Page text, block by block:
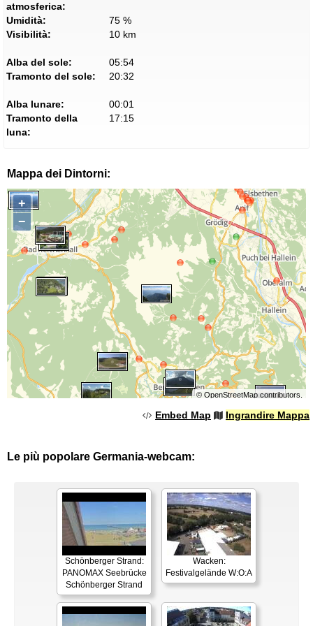
atmosferica:
Umidità:
75 %
Visibilità:
10 km
Alba del sole:
05:54
Tramonto del sole:
20:32
Alba lunare:
00:01
Tramonto della
luna:
17:15
Mappa dei Dintorni:
+
−
© OpenStreetMapcontributors.
Embed Map Ingrandire Mappa
Le più popolare Germania-webcam:
Schönberger Strand:
PANOMAX Seebrücke
Schönberger Strand
Wacken:
Festivalgelände W:O:A